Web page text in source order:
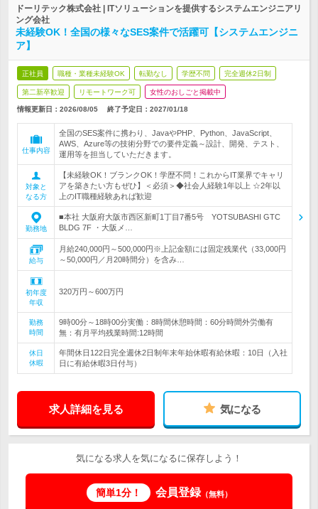
ドーリテック株式会社 | ITソリューションを提供するシステムエンジニアリ
ング会社
未経験OK！全国の様々なSES案件で活躍可【システムエンジニ
ア】
正社員 職種・業種未経験OK 転勤なし 学歴不問 完全週休2日制
第二新卒歓迎 リモートワーク可 女性のおしごと掲載中
情報更新日：2026/08/05 終了予定日： 2027/01/18
仕事内容
全国のSES案件に携わり、JavaやPHP、Python、JavaScript、
AWS、Azure等の技術分野での要件定義～設計、開発、テスト、
運用等を担当していただきます。
対象と
なる方
【未経験OK！ブランクOK！学歴不問！これからIT業界でキャリ
アを築きたい方もぜひ】＜必須＞◆社会人経験1年以上 ☆2年以
上のIT職種経験あれば歓迎
勤務地
■本社 大阪府大阪市西区新町1丁目7番5号 YOTSUBASHI GTC
BLDG 7F ・大阪メ…
給与
月給240,000円～500,000円※上記金額には固定残業代（33,000円
～50,000円／月20時間分）を含み…
初年度
年収
320万円～600万円
勤務
時間
9時00分～18時00分実働：8時間休憩時間：60分時間外労働有
無：有月平均残業時間:12時間
休日
休暇
年間休日122日完全週休2日制年末年始休暇有給休暇：10日（入社
日に有給休暇3日付与）
求人詳細を見る 気になる
気になる求人を気になるに保存しよう！
簡単1分！ 会員登録（無料）